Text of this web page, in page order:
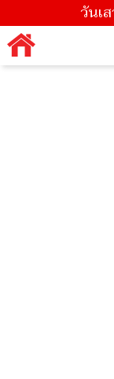
วันเ